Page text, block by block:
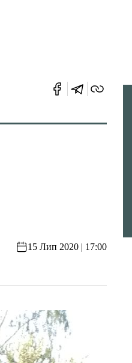
15 Лип 2020 | 17:00